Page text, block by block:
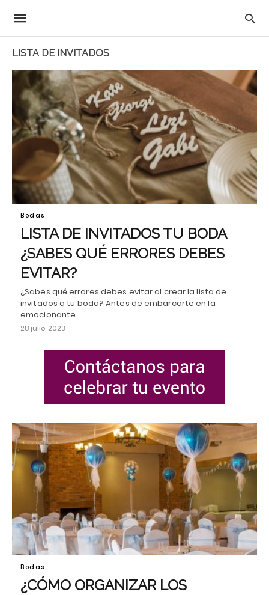
LISTA DE INVITADOS
Bodas
LISTA DE INVITADOS TU BODA
¿SABES QUÉ ERRORES DEBES
EVITAR?
¿Sabes qué errores debes evitar al crear la lista de
invitados a tu boda? Antes de embarcarte en la
emocionante…
28 julio, 2023
Bodas
¿CÓMO ORGANIZAR LOS